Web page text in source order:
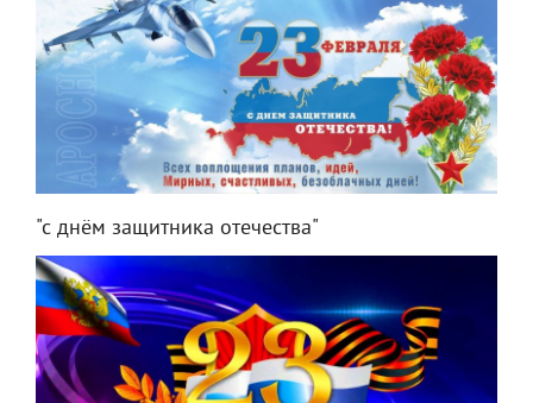
"с днём защитника отечества"